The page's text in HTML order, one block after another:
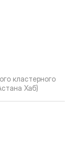
кластерного
Хаб)